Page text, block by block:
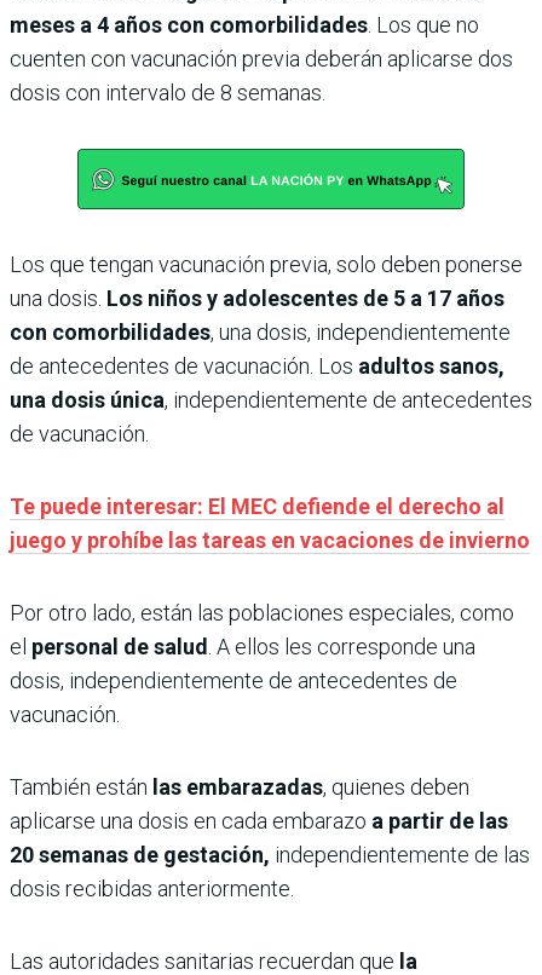
meses a 4 años con comorbilidades . Los que no
cuenten con vacunación previa deberán aplicarse dos
dosis con intervalo de 8 semanas.
Los que tengan vacunación previa, solo deben ponerse
una dosis. Los niños y adolescentes de 5 a 17 años
con comorbilidades, una dosis, independientemente
de antecedentes de vacunación. Los adultos sanos,
una dosis única, independientemente de antecedentes
de vacunación.
Te puede interesar: El MEC defiende el derecho al
juego y prohíbe las tareas en vacaciones de invierno
Por otro lado, están las poblaciones especiales, como
el personal de salud . A ellos les corresponde una
dosis, independientemente de antecedentes de
vacunación.
También están las embarazadas, quienes deben
aplicarse una dosis en cada embarazo a partir de las
20 semanas de gestación, independientemente de las
dosis recibidas anteriormente.
Las autoridades sanitarias recuerdan que la